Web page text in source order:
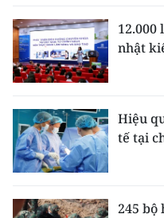
nhật
Hiệu
tế tại
245 bộ